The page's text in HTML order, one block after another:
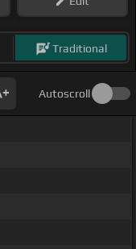
Traditional
Autoscroll